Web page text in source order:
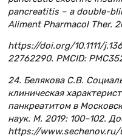
pancreatitis – a double-
Aliment Pharmacol Ther.
https://doi.org/10.1111/
22762290. PMCID:
24. Белякова С.В.
клиническая
панкреатитом в
наук. М. 2019: 100–102.
https://